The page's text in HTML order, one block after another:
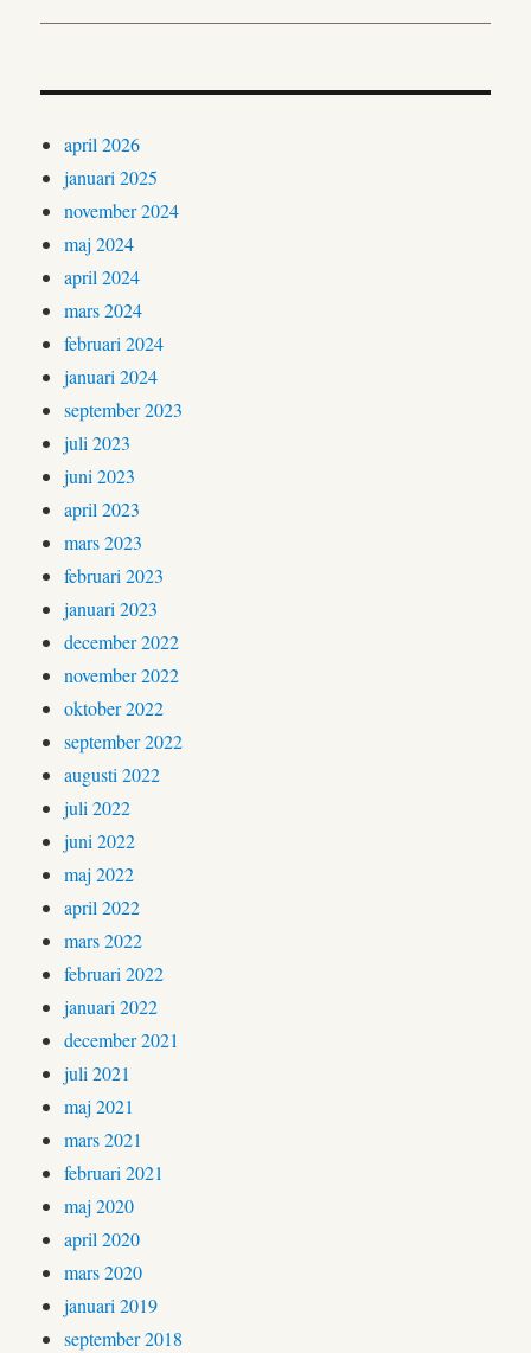
april 2026
januari 2025
november 2024
maj 2024
april 2024
mars 2024
februari 2024
januari 2024
september 2023
juli 2023
juni 2023
april 2023
mars 2023
februari 2023
januari 2023
december 2022
november 2022
oktober 2022
september 2022
augusti 2022
juli 2022
juni 2022
maj 2022
april 2022
mars 2022
februari 2022
januari 2022
december 2021
juli 2021
maj 2021
mars 2021
februari 2021
maj 2020
april 2020
mars 2020
januari 2019
september 2018